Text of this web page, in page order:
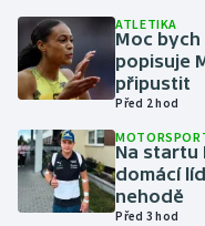
Moderní pětiboj
Motorsport
Olympijské hry
Parasport
ATLETIKA
Moc
popisuje
připustit
Před 2 hod
Na startu
domácí
nehodě
Před 3 hod